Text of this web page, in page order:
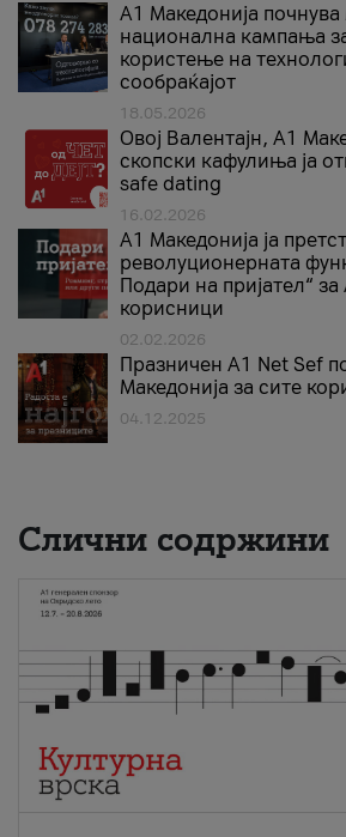
A1 Македонија
национална кампања
користење на
сообраќајот
18.05.2026
Овој Валентајн, A1
скопски кафулиња ја
safe dating
16.02.2026
А1 Македонија ја
револуционерната
Подари на пријател“
корисници
02.02.2026
Празничен A1 Net Sеf
Македонија за сите
04.12.2025
Слични содржини